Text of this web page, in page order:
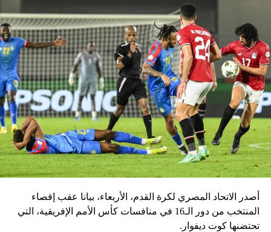
المهاجمان كينغسلي كومان وسيرج غنابري للإصابة أيضا.
سكاي نيوز
أصدر الاتحاد المصري لكرة القدم، الأربعاء، بيانا عقب إقصاء
المنتخب من دور الـ16 في منافسات كأس الأمم الإفريقية، التي
تحتضنها كوت ديفوار.